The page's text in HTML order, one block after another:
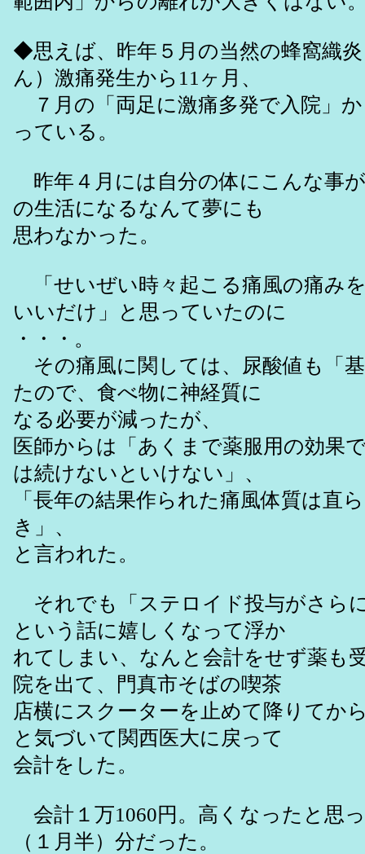
◆思えば、昨年５月の当然の蜂窩織
ん）激痛発生から11ヶ月、
７月の「両足に激痛多発で入院」
っている。
昨年４月には自分の体にこんな事
の生活になるなんて夢にも
思わなかった。
「せいぜい時々起こる痛風の痛み
いいだけ」と思っていたのに
・・・。
その痛風に関しては、尿酸値も「
たので、食べ物に神経質に
なる必要が減ったが、
医師からは「あくまで薬服用の効果
は続けないといけない」、
「長年の結果作られた痛風体質は直
き」、
と言われた。
それでも「ステロイド投与がさら
という話に嬉しくなって浮か
れてしまい、なんと会計をせず薬も
院を出て、門真市そばの喫茶
店横にスクーターを止めて降りてか
と気づいて関西医大に戻って
会計をした。
会計１万1060円。高くなったと思
（１月半）分だった。